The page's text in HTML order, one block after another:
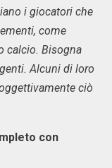
i giocatori che
come
calcio. Bisogna
Alcuni di loro
ciò
con